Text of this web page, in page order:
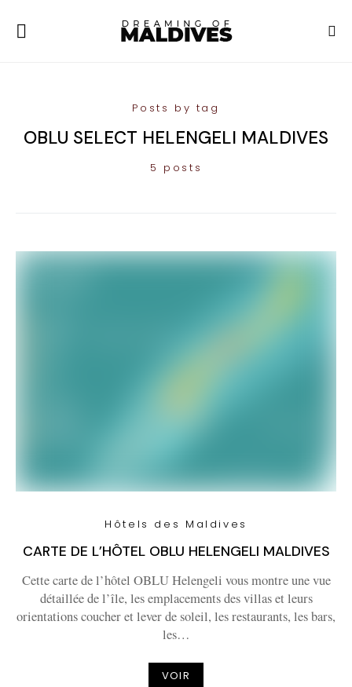
Posts by tag
OBLU SELECT HELENGELI MALDIVES
5 posts
Hôtels des Maldives
CARTE DE L’HÔTEL OBLU HELENGELI MALDIVES
Cette carte de l’hôtel OBLU Helengeli vous montre une vue
détaillée de l’île, les emplacements des villas et leurs
orientations coucher et lever de soleil, les restaurants, les bars,
les…
VOIR